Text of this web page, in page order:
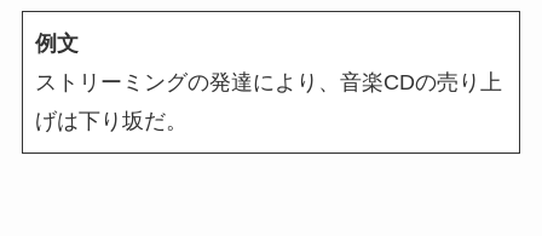
例文
ストリーミングの発達により、音楽CDの売り上
げは下り坂だ。